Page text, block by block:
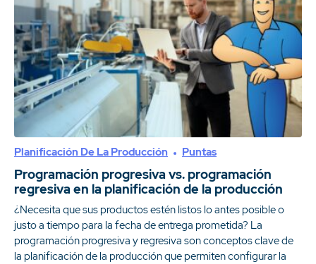
Planificación De La Producción Puntas
Programación progresiva vs. programación
regresiva en la planificación de la producción
¿Necesita que sus productos estén listos lo antes posible o
justo a tiempo para la fecha de entrega prometida? La
programación progresiva y regresiva son conceptos clave de
la planificación de la producción que permiten configurar la